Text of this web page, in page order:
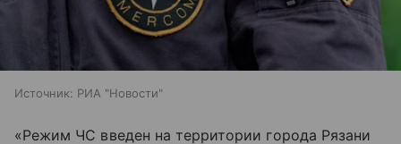
Источник: РИА "Новости"
«Режим ЧС введен на территории города Рязани